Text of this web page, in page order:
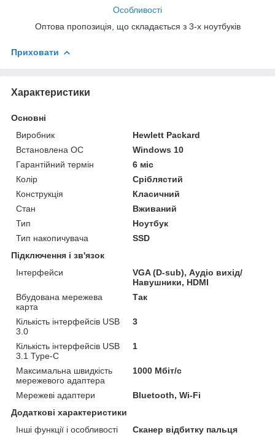
Особливості
Оптова пропозиція, що складається з 3-х ноутбуків
Приховати
Характеристики
Основні
Виробник
Hewlett Packard
Встановлена ОС
Windows 10
Гарантійний термін
6 міс
Колір
Сріблястий
Конструкція
Класичний
Стан
Вживаний
Тип
Ноутбук
Тип накопичувача
SSD
Підключення і зв'язок
Інтерфейси
VGA (D-sub), Аудіо вихід/
Навушники, HDMI
Вбудована мережева
карта
Так
Кількість інтерфейсів USB
3.0
3
Кількість інтерфейсів USB
3.1 Type-C
1
Максимальна швидкість
мережевого адаптера
1000 Мбіт/с
Мережеві адаптери
Bluetooth, Wi-Fi
Додаткові характеристики
Інші функції і особливості
Сканер відбитку пальця